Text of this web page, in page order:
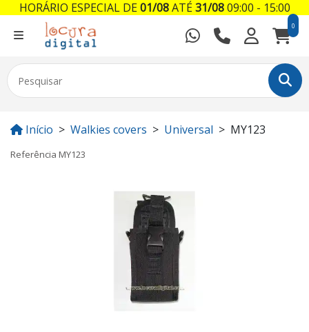
0
Início Walkies covers Universal MY123
Referência MY123
HORÁRIO ESPECIAL DE01/08ATÉ31/0809:00 - 15:00